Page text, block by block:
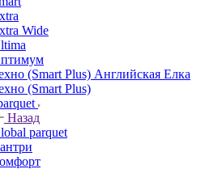
Wide
(Smart Plus) Английская Елка
(Smart Plus)
Назад
parquet